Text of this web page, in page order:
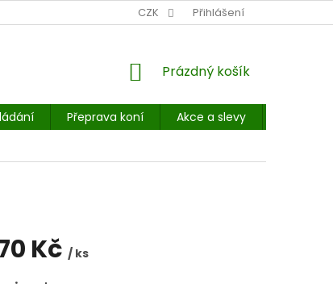
BALÍKOVNA, PPL, GLS, SUPERVÝDEJNY, UPS
CZK Přihlášení
NÁKUPNÍ
Prázdný košík
Přeprava koní Akce a slevy
Kč / ks